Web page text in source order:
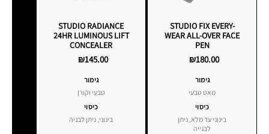
STUDIO RADIANCE
24HR LUMINOUS LIFT
CONCEALER
₪145.00
גימור
טבעי וקורן
כיסוי
בינוני, ניתן לבניה
STUDIO FIX EVERY-
WEAR ALL-OVER FACE
PEN
₪180.00
גימור
מאט טבעי
כיסוי
בינוני עד מלא, ניתן
לבנייה